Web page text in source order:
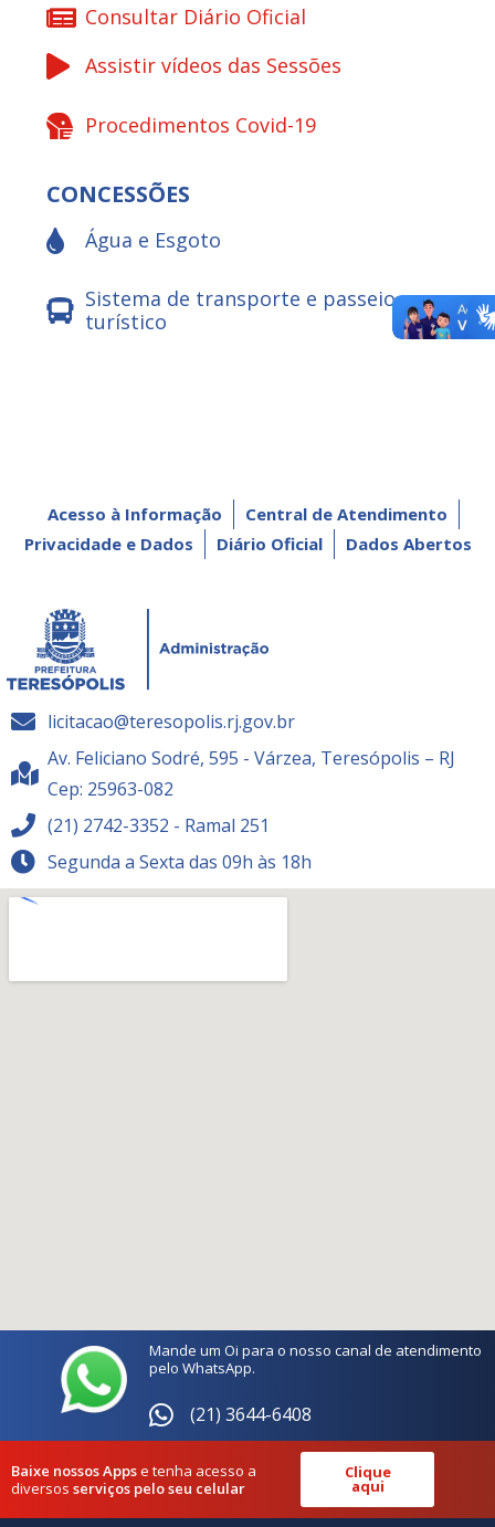
Consultar Diário Oficial
Assistir vídeos das Sessões
Procedimentos Covid-19
CONCESSÕES
Água e Esgoto
Sistema de transporte e passeio
turístico
Acesso à Informação
Central de Atendimento
Privacidade e Dados
Diário Oficial Dados Abertos
licitacao@teresopolis.rj.gov.br
Av. Feliciano Sodré, 595 - Várzea, Teresópolis – RJ
Cep: 25963-082
(21) 2742-3352 - Ramal 251
Segunda a Sexta das 09h às 18h
Mande um Oi para o nosso canal de atendimento
pelo WhatsApp.
(21) 3644-6408
Baixe nossos Appse tenha acesso a
diversos serviços pelo seu celular
Clique
aqui